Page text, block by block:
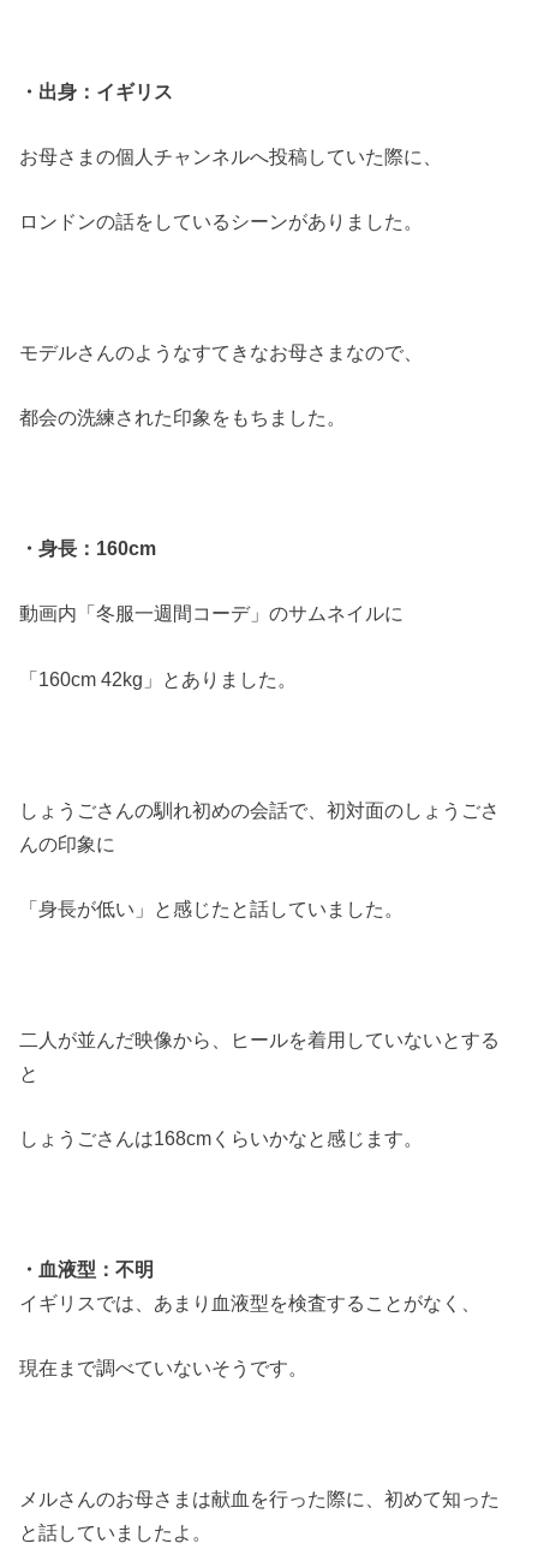
・出身：イギリス
お母さまの個人チャンネルへ投稿していた際に、
ロンドンの話をしているシーンがありました。
モデルさんのようなすてきなお母さまなので、
都会の洗練された印象をもちました。
・身長：160cm
動画内「冬服一週間コーデ」のサムネイルに
「160cm 42kg」とありました。
しょうごさんの馴れ初めの会話で、初対面のしょうごさ
んの印象に
「身長が低い」と感じたと話していました。
二人が並んだ映像から、ヒールを着用していないとする
と
しょうごさんは168cmくらいかなと感じます。
・血液型：不明
イギリスでは、あまり血液型を検査することがなく、
現在まで調べていないそうです。
メルさんのお母さまは献血を行った際に、初めて知った
と話していましたよ。